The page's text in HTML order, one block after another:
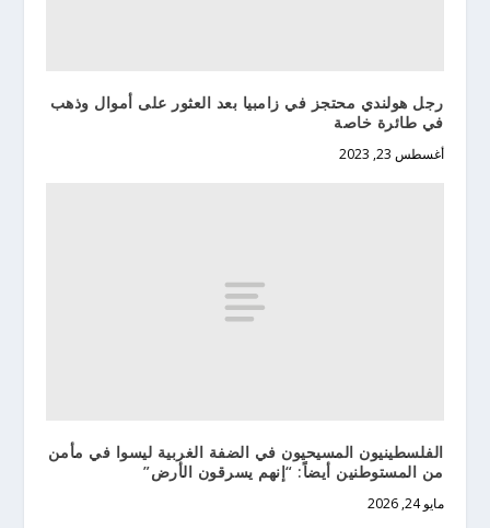
رجل هولندي محتجز في زامبيا بعد العثور على أموال وذهب
في طائرة خاصة
أغسطس 23, 2023
الفلسطينيون المسيحيون في الضفة الغربية ليسوا في مأمن
من المستوطنين أيضاً: “إنهم يسرقون الأرض”
مايو 24, 2026